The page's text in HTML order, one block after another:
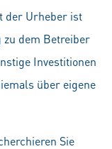
der Urheber ist
zu dem Betreiber
Investitionen
über eigene
Sie